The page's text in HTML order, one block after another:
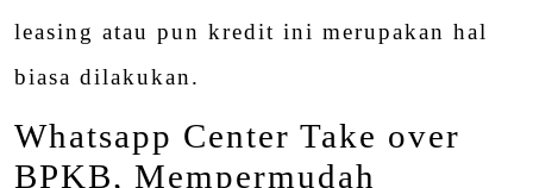
leasing atau pun kredit ini merupakan hal
biasa dilakukan.
Whatsapp Center Take over
BPKB, Mempermudah